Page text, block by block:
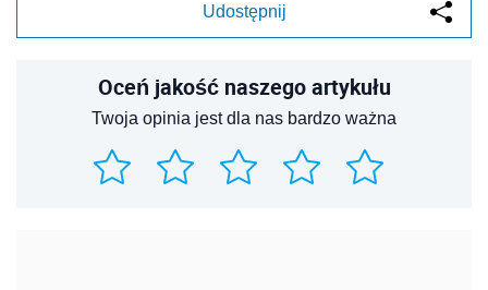
Udostępnij
Oceń jakość naszego artykułu
Twoja opinia jest dla nas bardzo ważna